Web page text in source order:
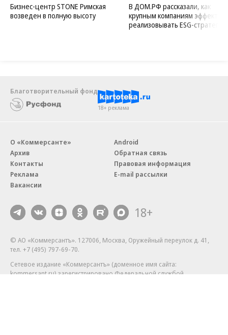
Бизнес-центр STONE Римская
возведен в полную высоту
В ДОМ.РФ рассказали, как
крупным компаниям
реализовывать ESG-стратегию
Благотворительный фонд
18+ реклама
О «Коммерсанте»
Архив
Контакты
Реклама
Вакансии
Android
Обратная связь
Правовая информация
E-mail рассылки
18+
© АО «Коммерсантъ». 127006, Москва, Оружейный переулок д. 41,
тел. +7 (495) 797-69-70.
Сетевое издание «Коммерсантъ» (доменное имя сайта:
kommersant.ru) зарегистрировано Федеральной службой